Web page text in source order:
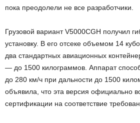
пока преодолели не все разработчики.
Грузовой вариант V5000CGH получил
установку. В его отсеке объемом 14
два стандартных авиационных
— до 1500 килограммов. Аппарат
до 280 км/ч при дальности до 1500
объявила, что эта версия официально
сертификации на соответствие